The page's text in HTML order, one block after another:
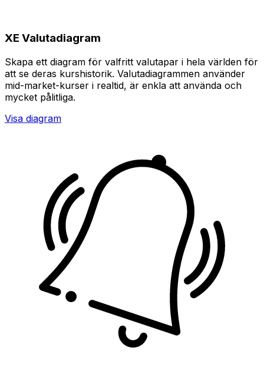
XE Valutadiagram
Skapa ett diagram för valfritt valutapar i hela världen för
att se deras kurshistorik. Valutadiagrammen använder
mid-market-kurser i realtid, är enkla att använda och
mycket pålitliga.
Visa diagram